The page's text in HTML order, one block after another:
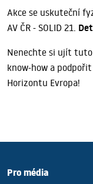
Akce se uskuteční
AV ČR - SOLID 21.
Nenechte si ujít
know-how a
Horizontu Evropa!
Pro média